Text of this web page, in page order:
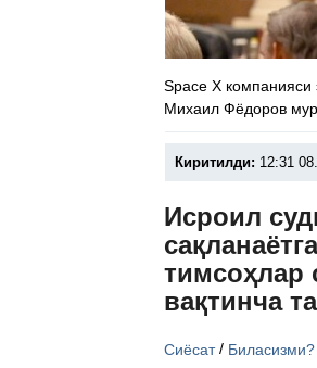
Space X компанияси
Михаил Фёдоров
Киритилди: 12:31
Исроил
тимсоҳлар
вақтинча
Сиёсат/ Биласизми?